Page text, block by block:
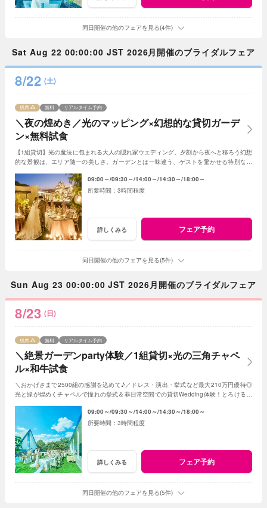
同日開催の他のフェアを見る(4件)
Sat Aug 22 00:00:00 JST 2026月開催のブライダルフェア
8/22 (土)
＼夜の煌めき／光のマッピング×幻想的な貸切ガーデ
ン×無料試食
残席 無料 リアルタイム予約
【1組貸切】光の魔法に包まれる大人の隠れ家ウエディング。夕刻から夜へと移ろう幻想
的な景観は、エリア随一の美しさ。ガーデンとは一味違う、ゲストを驚かせる特別な光
09:00～ 09:30～ 14:00～ 14:30～ 18:00～
3時間程度
詳しくみる フェア予約
同日開催の他のフェアを見る(5件)
Sun Aug 23 00:00:00 JST 2026月開催のブライダルフェア
8/23 (日)
＼絶景ガーデンparty体験／1組貸切×光の三角チャペ
ル×和牛試食
残席 無料 リアルタイム予約
＼おかげさまで2500組の感謝を込めて♪／ドレス・演出・挙式など最大210万円優待◎
光と緑が煌めくチャペルで憧れの挙式＆非日常空間での貸切Wedding体験！とろける和
09:00～ 09:30～ 14:00～ 14:30～ 18:00～
3時間程度
詳しくみる フェア予約
同日開催の他のフェアを見る(5件)